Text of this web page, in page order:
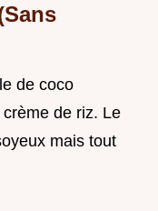
de coco
de riz. Le
mais tout